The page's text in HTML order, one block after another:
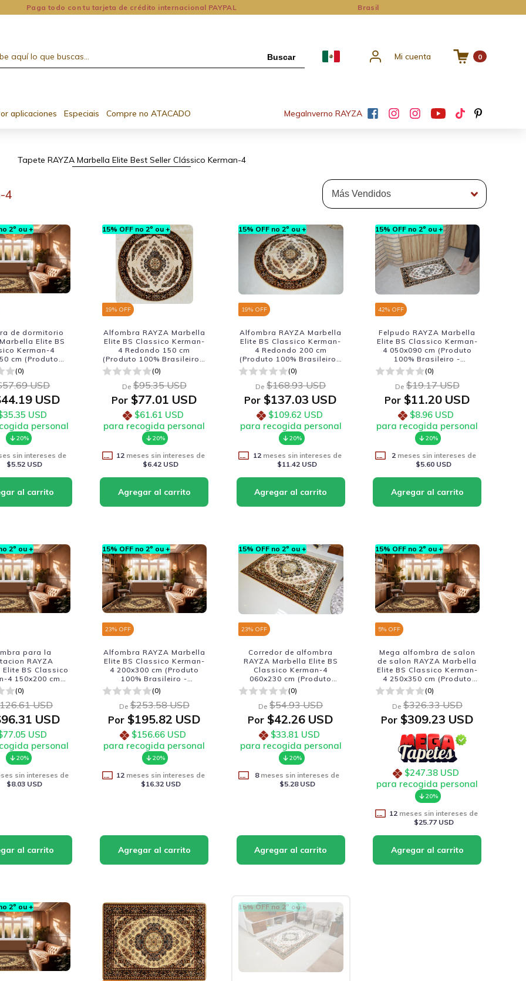
Paga todo con tu tarjeta de crédito internacional PAYPAL Brasil
Buscar Mi cuenta 0
aplicaciones Especiais Compre no ATACADO MegaInverno RAYZA
Tapete RAYZA Marbella Elite Best Seller Clássico Kerman-4
4
2º ou +
de dormitorio
Elite BS
Kerman-4
cm (Produto
Brasileiro -
Nacional)
(0)
USD
USD
USD
personal
20%
sin intereses de
$5.52 USD
15% OFF no 2º ou +
19% OFF
Alfombra RAYZA Marbella
Elite BS Classico Kerman-
4 Redondo 150 cm
(Produto 100% Brasileiro -
Fabricacao Nacional)
(0)
De $95.35 USD
Por$77.01 USD
$61.61 USD
para recogida personal
20%
12 meses sin intereses de
$6.42 USD
15% OFF no 2º ou +
19% OFF
Alfombra RAYZA Marbella
Elite BS Classico Kerman-
4 Redondo 200 cm
(Produto 100% Brasileiro -
Fabricacao Nacional)
(0)
De $168.93 USD
Por $137.03 USD
$109.62 USD
para recogida personal
20%
12meses sin intereses de
$11.42 USD
15% OFF no 2º ou +
42% OFF
Felpudo RAYZA Marbella
Elite BS Classico Kerman-
4 050x090 cm (Produto
100% Brasileiro -
Fabricacao Nacional)
(0)
De $19.17 USD
Por$11.20 USD
$8.96 USD
para recogida personal
20%
2meses sin intereses de
$5.60 USD
2º ou +
para la
RAYZA
BS Classico
4 150x200 cm
Brasileiro -
Nacional)
(0)
USD
USD
USD
personal
20%
sin intereses de
$8.03 USD
15% OFF no 2º ou +
23% OFF
Alfombra RAYZA Marbella
Elite BS Classico Kerman-
4 200x300 cm (Produto
100% Brasileiro -
Fabricacao Nacional)
(0)
De $253.58 USD
Por$195.82 USD
$156.66 USD
para recogida personal
20%
12 meses sin intereses de
$16.32 USD
15% OFF no 2º ou +
23% OFF
Corredor de alfombra
RAYZA Marbella Elite BS
Classico Kerman-4
060x230 cm (Produto
100% Brasileiro -
Fabricacao Nacional)
(0)
De $54.93 USD
Por $42.26 USD
$33.81 USD
para recogida personal
20%
8meses sin intereses de
$5.28 USD
15% OFF no 2º ou +
5% OFF
Mega alfombra de salon
de salon RAYZA Marbella
Elite BS Classico Kerman-
4 250x350 cm (Produto
100% Brasileiro -
Fabricacao Nacional)
(0)
De $326.33 USD
Por$309.23 USD
$247.38 USD
para recogida personal
20%
12 meses sin intereses de
$25.77 USD
2º ou + 15% OFF no 2º ou +